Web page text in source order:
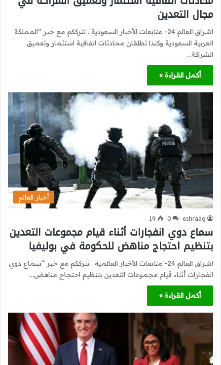
مجال التعدين
اشراق العالم 24- متابعات الأخبار السعودية . نترككم مع خبر “المملكة
العربية السعودية وكندا تطلقان محادثات اتفاقية استثمار وتعميق
الشراكة…
أكمل القراءة »
أخبار العالم
eshraag
0
19
سماع دوي انفجارات أثناء قيام مجموعات التعدين
بتنظيم احتجاج مناهض للحكومة في بوليفيا
اشراق العالم 24- متابعات الأخبار العالمية . نترككم مع خبر “سماع دوي
انفجارات أثناء قيام مجموعات التعدين بتنظيم احتجاج مناهض…
أكمل القراءة »